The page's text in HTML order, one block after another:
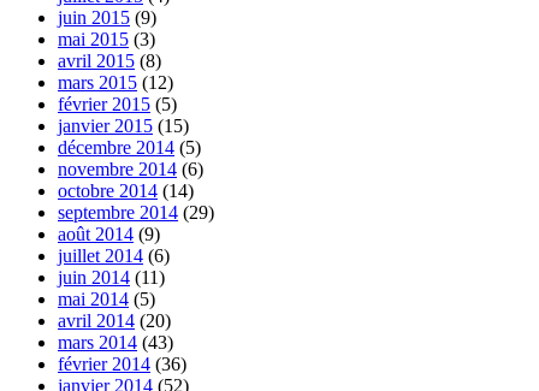
juin 2015 (9)
mai 2015 (3)
avril 2015 (8)
mars 2015 (12)
février 2015 (5)
janvier 2015 (15)
décembre 2014 (5)
novembre 2014 (6)
octobre 2014 (14)
septembre 2014 (29)
août 2014 (9)
juillet 2014 (6)
juin 2014 (11)
mai 2014 (5)
avril 2014 (20)
mars 2014 (43)
février 2014 (36)
janvier 2014 (52)